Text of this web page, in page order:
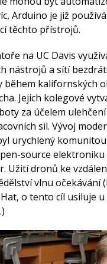
Arduino je již
těchto přístrojů.
na UC Davis
nástrojů a sítí
během kalifornských
Jejich kolegové
za účelem
sil. Vývoj
urychlený
source elektroniku
Užití dronů ke
vlnu očekávání
o tento cíl usiluje u